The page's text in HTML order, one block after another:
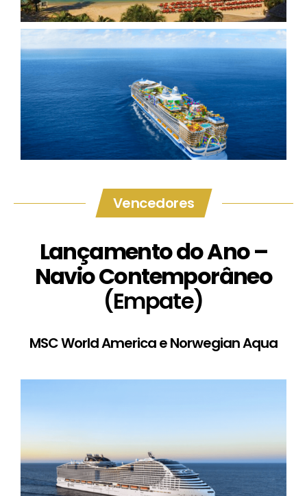
Vencedores
Lançamento do Ano –
Navio Contemporâneo
(Empate)
MSC World America e Norwegian Aqua